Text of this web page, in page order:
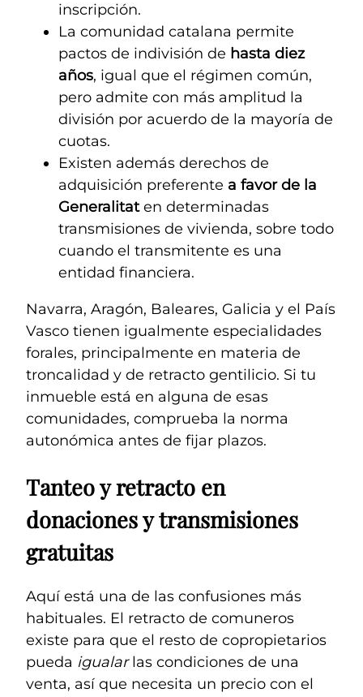
inscripción.
La comunidad catalana permite
pactos de indivisión de hasta diez
años, igual que el régimen común,
pero admite con más amplitud la
división por acuerdo de la mayoría de
cuotas.
Existen además derechos de
adquisición preferente a favor de la
Generalitaten determinadas
transmisiones de vivienda, sobre todo
cuando el transmitente es una
entidad financiera.
Navarra, Aragón, Baleares, Galicia y el País
Vasco tienen igualmente especialidades
forales, principalmente en materia de
troncalidad y de retracto gentilicio. Si tu
inmueble está en alguna de esas
comunidades, comprueba la norma
autonómica antes de fijar plazos.
Tanteo y retracto en
donaciones y transmisiones
gratuitas
Aquí está una de las confusiones más
habituales. El retracto de comuneros
existe para que el resto de copropietarios
pueda igualarlas condiciones de una
venta, así que necesita un precio con el